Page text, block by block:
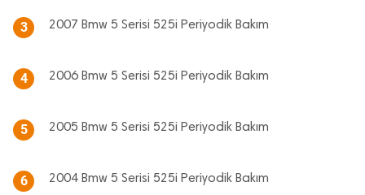
3 2007 Bmw 5 Serisi 525i Periyodik Bakım
4 2006 Bmw 5 Serisi 525i Periyodik Bakım
5 2005 Bmw 5 Serisi 525i Periyodik Bakım
6 2004 Bmw 5 Serisi 525i Periyodik Bakım